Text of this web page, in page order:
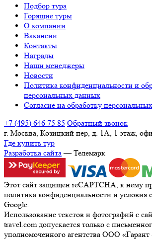
Подбор тура
Горящие туры
О компании
Вакансии
Контакты
Награды
Наши менеджеры
Новости
Политика конфиденциальности и
персональных данных
Согласие на обработку
+7 (495) 646 75 85 Обратный звонок
г. Москва, Козицкий пер, д. 1А, 1 этаж,
Где купить тур
Разработка сайта— Телемарк
Этот сайт защищен reCAPTCHA, к нему
политика конфиденциальности и условия
Google.
Использование текстов и фотографий с
travel.com допускается только с
уполномоченного агентства ООО